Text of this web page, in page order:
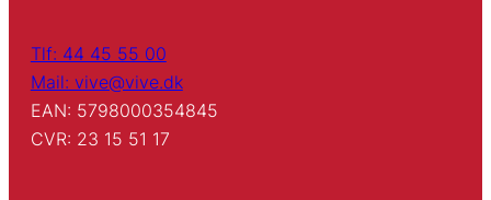
Tlf: 44 45 55 00
Mail: vive@vive.dk
EAN: 5798000354845
CVR: 23 15 51 17